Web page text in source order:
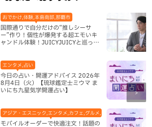
国際通りで自分だけの“推しシーサ
ー”作り！個性が爆発する超エモいキ
ャンドル体験！JUICYJUICYと巡って
おでかけ,体験,本島南部,那覇市
今日の占い・開運アドバイス 2026年
8月4日（火）【琉球鑑定士ミウマ ま
いにち九星気学開運占い】
エンタメ,占い
モバイルオーダーで快適注文！話題の
アジア・エスニック,エンタメ,カフェ,グルメ,テレビ,中華,地域,本島